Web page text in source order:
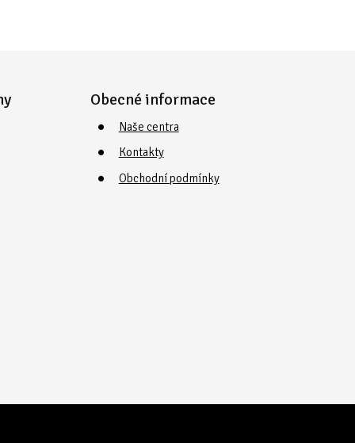
Obecné informace
Naše centra
Kontakty
Obchodní podmínky